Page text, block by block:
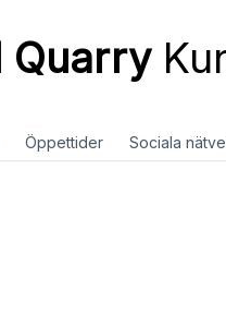
Quarry
Öppettider Sociala